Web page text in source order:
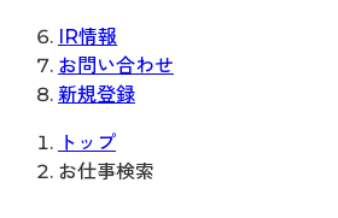
IR情報
お問い合わせ
新規登録
トップ
お仕事検索